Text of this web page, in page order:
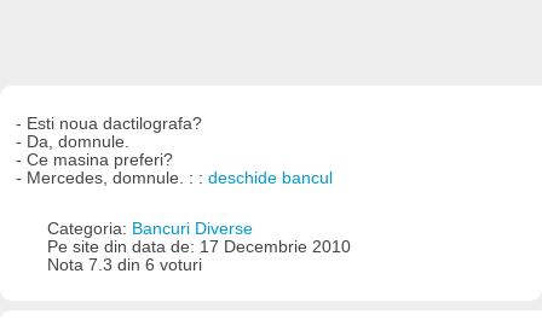
- Esti noua dactilografa?
- Da, domnule.
- Ce masina preferi?
- Mercedes, domnule. : :deschide bancul
Categoria: Bancuri Diverse
Pe site din data de: 17 Decembrie 2010
Nota 7.3 din 6 voturi